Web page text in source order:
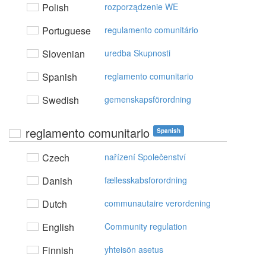
Polish rozporządzenie WE
Portuguese regulamento comunitário
Slovenian uredba Skupnosti
Spanish reglamento comunitario
Swedish gemenskapsförordning
reglamento comunitario Spanish
Czech nařízení Společenství
Danish fællesskabsforordning
Dutch communautaire verordening
English Community regulation
Finnish yhteisön asetus